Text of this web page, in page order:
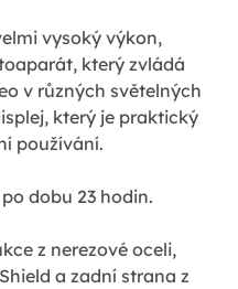
vysoký výkon,
který zvládá
v různých světelných
který je praktický
používání.
dobu 23 hodin.
z nerezové oceli,
a zadní strana z